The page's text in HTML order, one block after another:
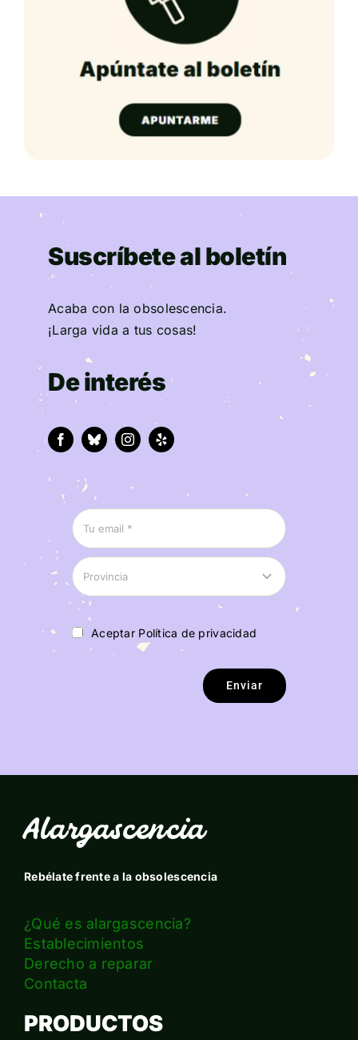
Suscríbete al boletín
Acaba con la obsolescencia.
¡Larga vida a tus cosas!
De interés
Aceptar Política de privacidad
Enviar
Alargascencia
Rebélate frente a la obsolescencia
¿Qué es alargascencia?
Establecimientos
Derecho a reparar
Contacta
PRODUCTOS